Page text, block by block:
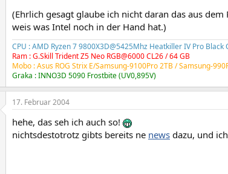
(Ehrlich gesagt glaube ich nicht daran das aus
weis was Intel noch in der Hand hat.)
CPU : AMD Ryzen 7 9800X3D@5425Mhz Heatkiller IV Pro Black
Ram : G.Skill Trident Z5 Neo RGB@6000 CL26 / 64 GB
Mobo : Asus ROG Strix E/Samsung-9100Pro 2TB /Samsung-
Graka : INNO3D 5090 Frostbite (UV0,895V)
17. Februar 2004
hehe, das seh ich auch so!
nichtsdestotrotz gibts bereits ne news dazu, und